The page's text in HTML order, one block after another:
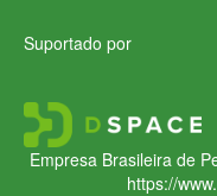
Suportado por
Empresa Brasileira de
https://